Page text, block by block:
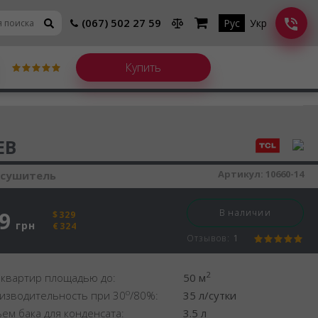
(067) 502 27 59 Рус Укр
воздуха
грн
$329
€324
В наличии
Отзывов: 1
Артикул: 10660-14
площадью до: 50 м2
при 30o/80%:
35 л/сутки
бака для конденсата:
3.5 л